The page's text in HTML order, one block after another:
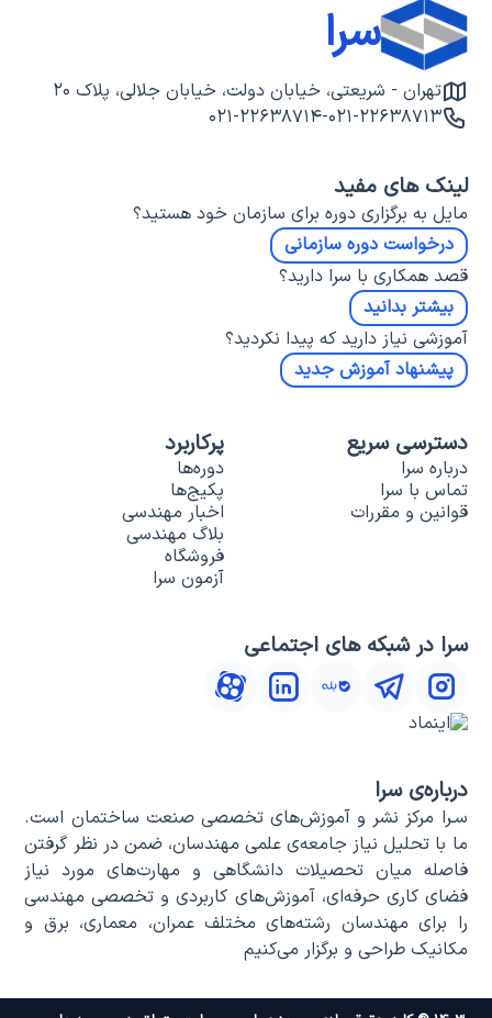
سرا
تهران - شریعتی، خیابان دولت، خیابان جلالی، پلاک ۲۰
۰۲۱-۲۲۶۳۸۷۱۳-۰۲۱-۲۲۶۳۸۷۱۴
لینک های مفید
مایل به برگزاری دوره برای سازمان خود هستید؟
درخواست دوره سازمانی
قصد همکاری با سرا دارید؟
بیشتر بدانید
آموزشی نیاز دارید که پیدا نکردید؟
پیشنهاد آموزش جدید
دسترسی سریع
درباره سرا
تماس با سرا
قوانین و مقررات
پرکاربرد
دوره‌ها
پکیج‌ها
اخبار مهندسی
بلاگ مهندسی
فروشگاه
آزمون سرا
سرا در شبکه های اجتماعی
درباره‌ی سرا
سـرا مرکز نشر و آموزش‌های تخصصی صنعت ساختمان است.
ما با تحلیل نیاز جامعه‌ی علمی مهندسان، ضمن در نظر گرفتن
فاصله میان تحصیلات دانشگاهی و مهارت‌های مورد نیاز
فضای کاری حرفه‌ای، آموزش‌های کاربردی و تخصصی مهندسی
را برای مهندسان رشته‌های مختلف عمران، معماری، برق و
مکانیک طراحی و برگزار می‌کنیم